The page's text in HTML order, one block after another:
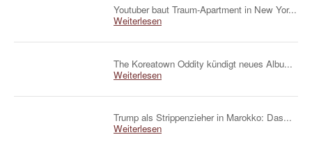
Youtuber baut Traum-Apartment in New Yor...
Weiterlesen
The Koreatown Oddity kündigt neues Albu...
Weiterlesen
Trump als Strippenzieher in Marokko: Das...
Weiterlesen